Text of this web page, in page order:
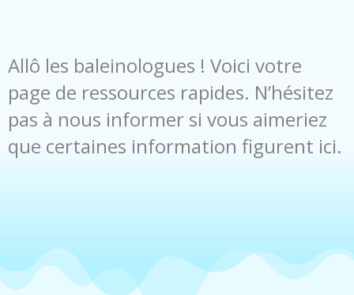
Allô les baleinologues ! Voici votre
page de ressources rapides. N’hésitez
pas à nous informer si vous aimeriez
que certaines information figurent ici.